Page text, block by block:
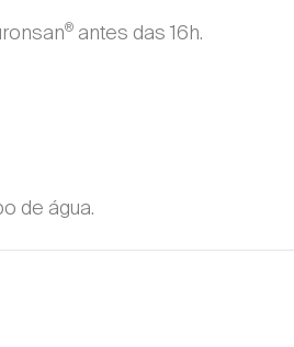
® antes das 16h.
de água.